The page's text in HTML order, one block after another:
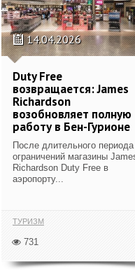
14.04.2026
Duty Free
возвращается: James
Richardson
возобновляет полную
работу в Бен-Гурионе
После длительного периода
ограничений магазины
Richardson Duty Free в
аэропорту...
ТУРИЗМ
731